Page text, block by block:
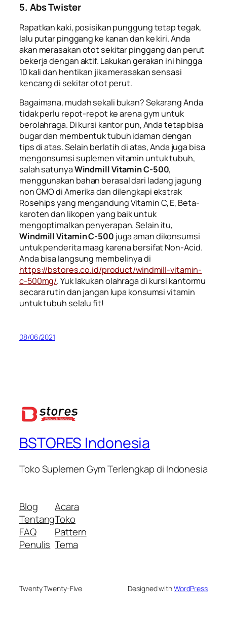
5. Abs Twister
Rapatkan kaki, posisikan punggung tetap tegak,
lalu putar pinggang ke kanan dan ke kiri. Anda
akan merasakan otot sekitar pinggang dan perut
bekerja dengan aktif. Lakukan gerakan ini hingga
10 kali dan hentikan jika merasakan sensasi
kencang di sekitar otot perut.
Bagaimana, mudah sekali bukan? Sekarang Anda
tidak perlu repot-repot ke arena gym untuk
berolahraga. Di kursi kantor pun, Anda tetap bisa
bugar dan membentuk tubuh idaman dengan
tips di atas. Selain berlatih di atas, Anda juga bisa
mengonsumsi suplemen vitamin untuk tubuh,
salah satunyaWindmill Vitamin C-500,
menggunakan bahan berasal dari ladang jagung
non GMO di Amerika dan dilengkapi ekstrak
Rosehipsyang mengandung Vitamin C, E, Beta-
karotendan likopenyang baik untuk
mengoptimalkan penyerapan. Selain itu,
Windmill Vitamin C-500 juga aman dikonsumsi
untuk penderita maag karena bersifat Non-Acid.
Anda bisa langsung membelinya di
https://bstores.co.id/product/windmill-vitamin-
c-500mg/. Yuk lakukan olahraga di kursi kantormu
secara rutin dan jangan lupa konsumsi vitamin
untuk tubuh selalu fit!
08/06/2021
BSTORES Indonesia
Toko Suplemen Gym Terlengkap di Indonesia
Blog
Tentang
FAQ
Penulis
Acara
Toko
Pattern
Tema
Twenty Twenty-Five Designed withWordPress